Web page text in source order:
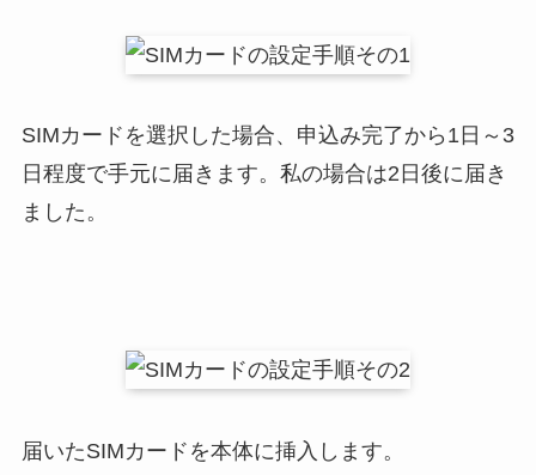
SIMカードを選択した場合、申込み完了から1日～3
日程度で手元に届きます。私の場合は2日後に届き
ました。
届いたSIMカードを本体に挿入します。